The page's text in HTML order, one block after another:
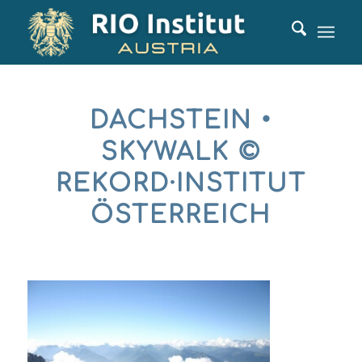
DACHSTEIN •
SKYWALK ©
REKORD·INSTITUT
ÖSTERREICH